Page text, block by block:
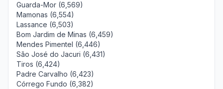
Guarda-Mor (6,569)
Mamonas (6,554)
Lassance (6,503)
Bom Jardim de Minas (6,459)
Mendes Pimentel (6,446)
São José do Jacuri (6,431)
Tiros (6,424)
Padre Carvalho (6,423)
Córrego Fundo (6,382)